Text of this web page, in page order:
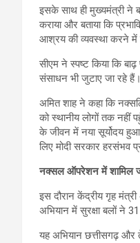
इसके साथ ही मुख्यमंत्री ने
कराया और बताया कि
आश्रय की व्यवस्था करने में
सीएम ने स्पष्ट किया कि
संसाधन भी जुटाए जा रहे हैं।
अमित शाह ने कहा कि
को स्थानीय लोगों तक नहीं
के जीवन में नया सूर्योदय
लिए मोदी सरकार हरसंभव
नक्सल ऑपरेशन में शामिल
इस दौरान केंद्रीय गृह
अभियान में सुरक्षा बलों ने
यह अभियान छत्तीसगढ़ और